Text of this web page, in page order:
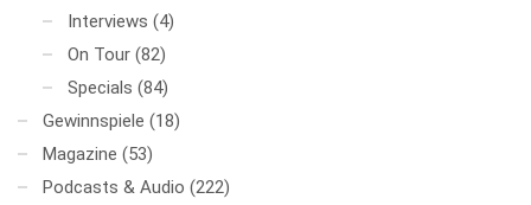
Interviews (4)
On Tour (82)
Specials (84)
Gewinnspiele (18)
Magazine (53)
Podcasts & Audio (222)